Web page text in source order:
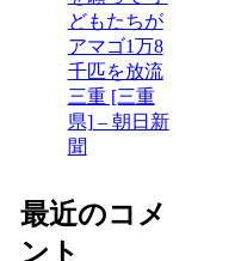
どもたちが
アマゴ1万8
千匹を放流
三重 [三重
県] – 朝日新
聞
最近のコメ
ント